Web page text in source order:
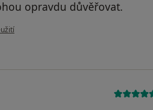
opravdu důvěřovat.
Eva K